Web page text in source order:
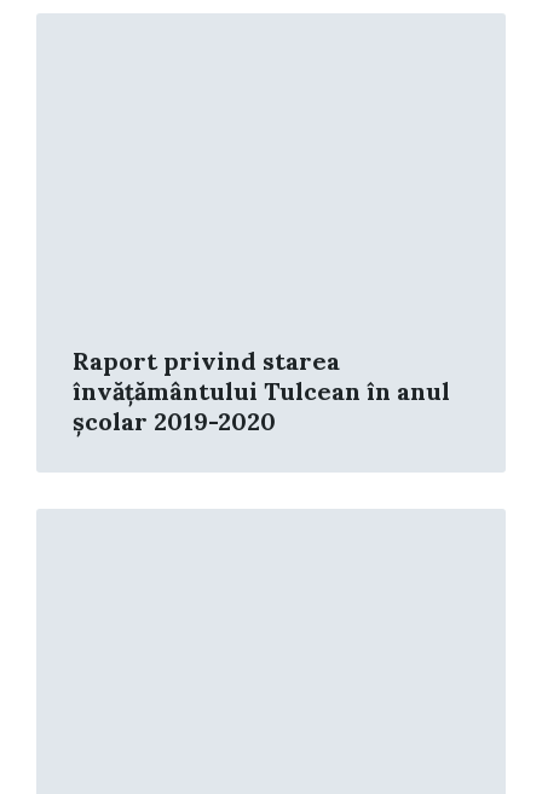
Raport privind starea
învățământului Tulcean în anul
școlar 2019-2020
Read
Read